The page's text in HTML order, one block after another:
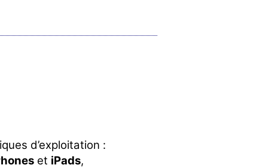
d’exploitation :
et iPads,